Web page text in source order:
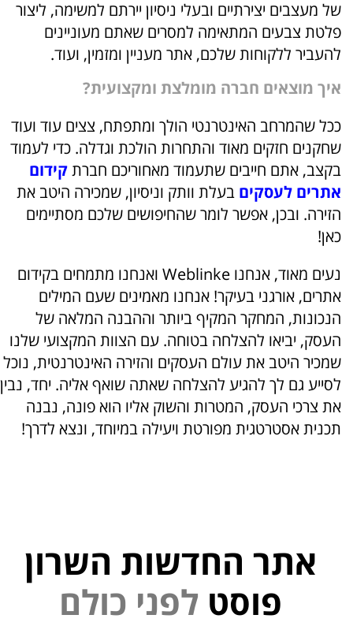
של מעצבים יצירתיים ובעלי ניסיון יירתם למשימה, ליצור
פלטת צבעים המתאימה למסרים שאתם מעוניינים
להעביר ללקוחות שלכם, אתר מעניין ומזמין, ועוד.
איך מוצאים חברה מומלצת ומקצועית?
ככל שהמרחב האינטרנטי הולך ומתפתח, צצים עוד ועוד
שחקנים חזקים מאוד והתחרות הולכת וגדלה. כדי לעמוד
בקצב, אתם חייבים שתעמוד מאחוריכם חברתקידום
אתרים לעסקים בעלת וותק וניסיון, שמכירה היטב את
הזירה. ובכן, אפשר לומר שהחיפושים שלכם מסתיימים
כאן!
נעים מאוד, אנחנו Weblinke ואנחנו מתמחים בקידום
אתרים, אורגני בעיקר! אנחנו מאמינים שעם המילים
הנכונות, המחקר המקיף ביותר וההבנה המלאה של
העסק, יביאו להצלחה בטוחה. עם הצוות המקצועי שלנו
שמכיר היטב את עולם העסקים והזירה האינטרנטית, נוכל
לסייע גם לך להגיע להצלחה שאתה שואף אליה. יחד, נבין
את צרכי העסק, המטרות והשוק אליו הוא פונה, נבנה
תכנית אסטרטגית מפורטת ויעילה במיוחד, ונצא לדרך!
אתר החדשות השרון
פוסט